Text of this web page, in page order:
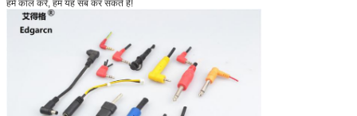
हमें कॉल करें, हम यह सब कर सकते हैं!